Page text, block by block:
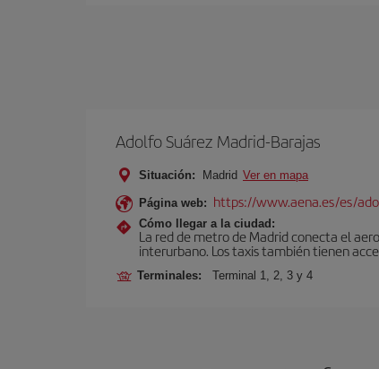
Adolfo Suárez Madrid-Barajas
Situación: Madrid Ver en mapa
Página web: https://www.aena.es/es/
Cómo llegar a la ciudad:
La red de metro de Madrid conecta el
interurbano. Los taxis también tienen
Terminales: Terminal 1, 2, 3 y 4